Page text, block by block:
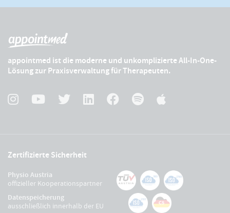
appointmed ist die moderne und unkomplizierte All-In-One-
Lösung zur Praxisverwaltung für Therapeuten.
Zertifizierte Sicherheit
Physio Austria
offizieller Kooperationspartner
Datenspeicherung
ausschließlich innerhalb der EU